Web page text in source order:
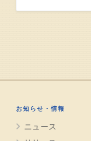
お知らせ・情報
ニュース